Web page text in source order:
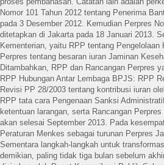
Nomor 101 Tahun 2012 tentang Penerima
pada 3 Desember 2012. Kemudian Perpres
ditetapkan di Jakarta pada 18 Januari 2013.
Kementerian, yaitu RPP tentang
Perpres tentang besaran iuran Jaminan
Ditambahkan, RPP dan Rancangan Perpres
RPP Hubungan Antar Lembaga BPJS: RPP
Revisi PP 28/2003 tentang kontribusi iuran
RPP tata cara Pengenaan Sanksi
ketentuan larangan, serta Rancangan
akan selesai September 2013. Pada
Peraturan Menkes sebagai turunan Perpres
Sementara langkah-langkah untuk
demikian, paling tidak tiga bulan sebelum